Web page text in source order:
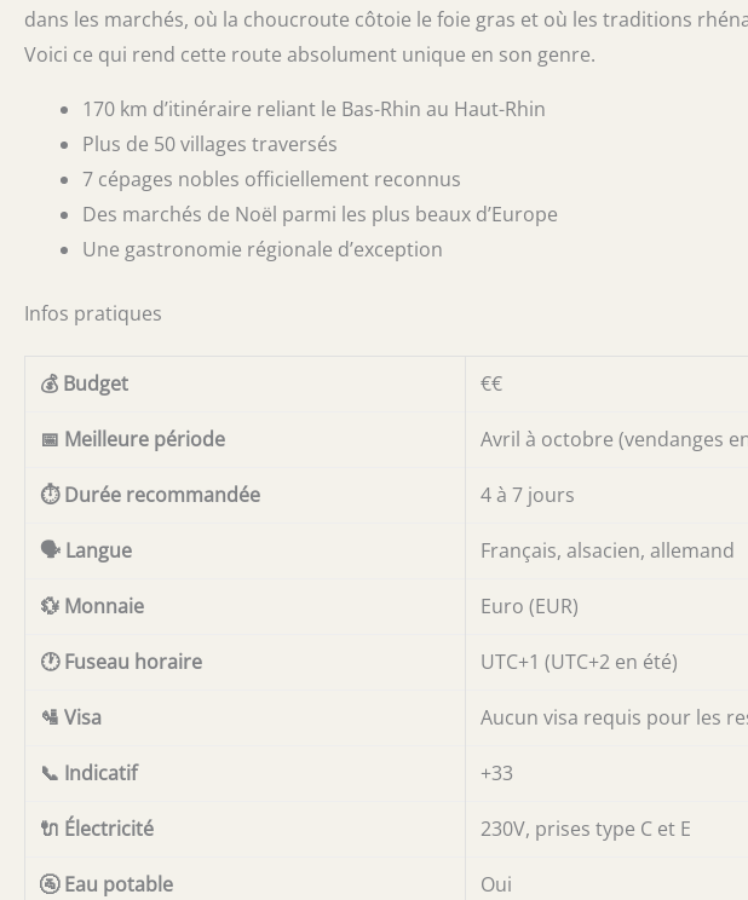
dans les marchés, où la choucroute côtoie le foie gras et où les traditions
Voici ce qui rend cette route absolument unique en son genre.
170 km d’itinéraire reliant le Bas-Rhin au Haut-Rhin
Plus de 50 villages traversés
7 cépages nobles officiellement reconnus
Des marchés de Noël parmi les plus beaux d’Europe
Une gastronomie régionale d’exception
Infos pratiques
💰 Budget €€
📅 Meilleure période Avril à octobre (vendanges
⏱️ Durée recommandée 4 à 7 jours
🗣️ Langue Français, alsacien, allemand
💱 Monnaie Euro (EUR)
🕐 Fuseau horaire UTC+1 (UTC+2 en été)
🛂 Visa Aucun visa requis pour les
📞 Indicatif +33
🔌 Électricité 230V, prises type C et E
🚰 Eau potable Oui